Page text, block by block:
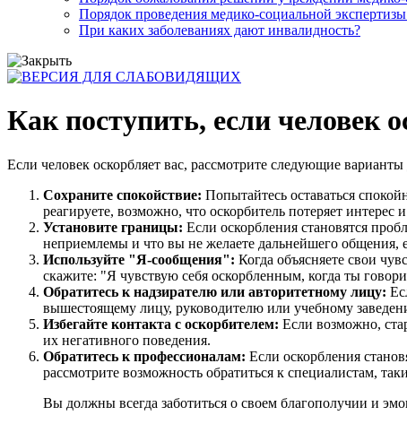
Порядок проведения медико-социальной
При каких заболеваниях дают инвалидность?
Как поступить, если человек
Если человек оскорбляет вас, рассмотрите следующие варианты
Сохраните спокойствие: Попытайтесь оставаться
реагируете, возможно, что оскорбитель потеряет интерес
Установите границы: Если оскорбления становятся
неприемлемы и что вы не желаете дальнейшего общения,
Используйте "Я-сообщения": Когда объясняете свои
скажите: "Я чувствую себя оскорбленным, когда ты
Обратитесь к надзирателю или авторитетному лицу:
вышестоящему лицу, руководителю или учебному
Избегайте контакта с оскорбителем: Если возможно,
их негативного поведения.
Обратитесь к профессионалам: Если оскорбления
рассмотрите возможность обратиться к специалистам,
Вы должны всегда заботиться о своем благополучии и